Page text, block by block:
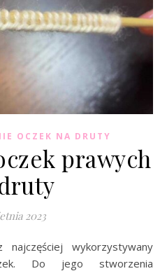
OCZEK NA DRUTY
prawych
2023
Do jego stworzenia